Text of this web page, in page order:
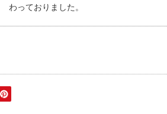
わっておりました。